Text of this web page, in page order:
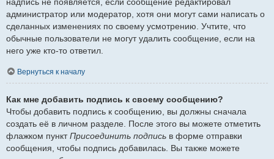
надпись не появляется, если сообщение редактировал
администратор или модератор, хотя они могут сами написать о
сделанных изменениях по своему усмотрению. Учтите, что
обычные пользователи не могут удалить сообщение, если на
него уже кто-то ответил.
Вернуться к началу
Как мне добавить подпись к своему сообщению?
Чтобы добавить подпись к сообщению, вы должны сначала
создать её в личном разделе. После этого вы можете отметить
флажком пунктПрисоединить подпись в форме отправки
сообщения, чтобы подпись добавилась. Вы также можете